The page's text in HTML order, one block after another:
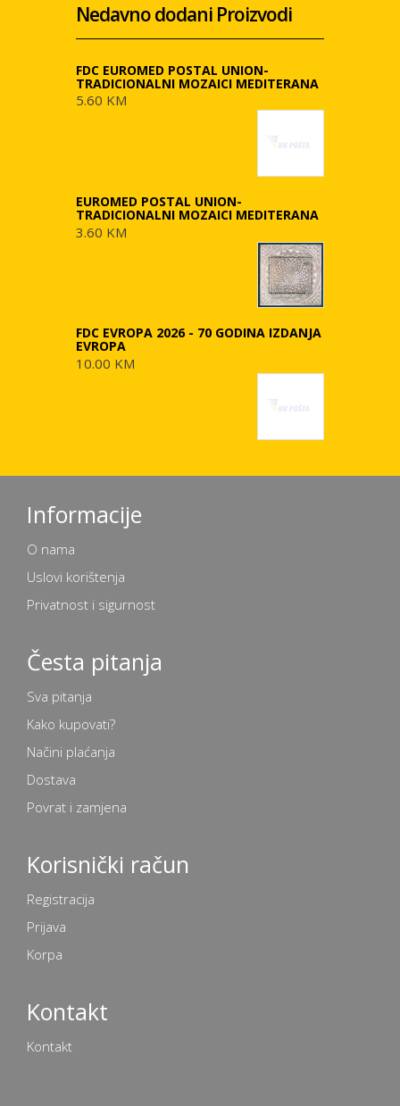
Nedavno dodani Proizvodi
FDC EUROMED POSTAL UNION-
TRADICIONALNI MOZAICI MEDITERANA
5.60 KM
EUROMED POSTAL UNION-
TRADICIONALNI MOZAICI MEDITERANA
3.60 KM
FDC EVROPA 2026 - 70 GODINA IZDANJA
EVROPA
10.00 KM
Informacije
O nama
Uslovi korištenja
Privatnost i sigurnost
Česta pitanja
Sva pitanja
Kako kupovati?
Načini plaćanja
Dostava
Povrat i zamjena
Korisnički račun
Registracija
Prijava
Korpa
Kontakt
Kontakt